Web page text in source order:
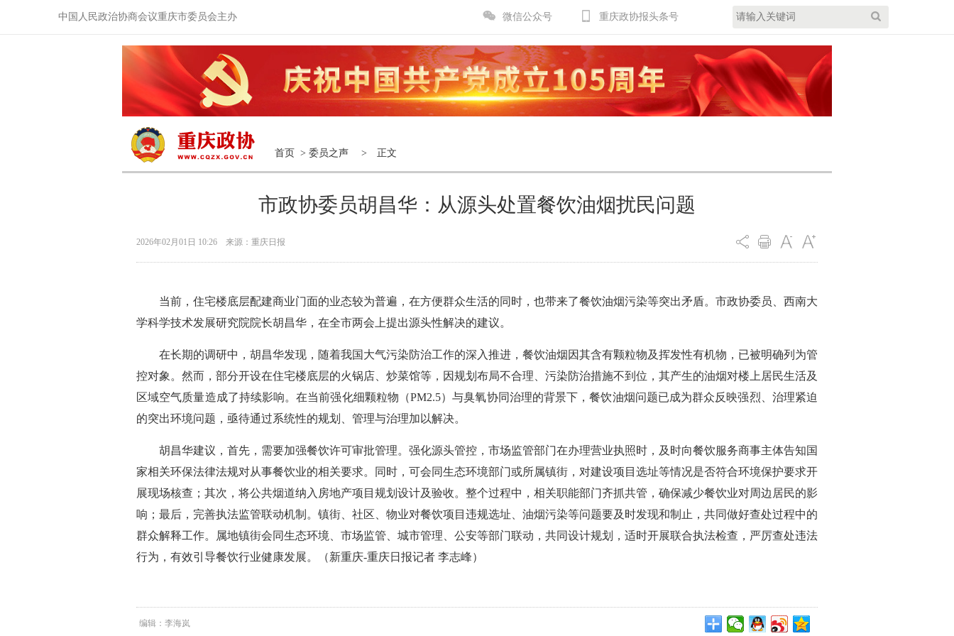
中国人民政治协商会议重庆市委员会主办 微信公众号 重庆政协报头条号
首页 > 委员之声 > 正文
市政协委员胡昌华：从源头处置餐饮油烟扰民问题
2026年02月01日 10:26 来源：重庆日报
当前，住宅楼底层配建商业门面的业态较为普遍，在方便群众生活的同时，也带来了餐饮油烟污染等突出矛盾。市政协委员、西南大
学科学技术发展研究院院长胡昌华，在全市两会上提出源头性解决的建议。
在长期的调研中，胡昌华发现，随着我国大气污染防治工作的深入推进，餐饮油烟因其含有颗粒物及挥发性有机物，已被明确列为管
控对象。然而，部分开设在住宅楼底层的火锅店、炒菜馆等，因规划布局不合理、污染防治措施不到位，其产生的油烟对楼上居民生活及
区域空气质量造成了持续影响。在当前强化细颗粒物（PM2.5）与臭氧协同治理的背景下，餐饮油烟问题已成为群众反映强烈、治理紧迫
的突出环境问题，亟待通过系统性的规划、管理与治理加以解决。
胡昌华建议，首先，需要加强餐饮许可审批管理。强化源头管控，市场监管部门在办理营业执照时，及时向餐饮服务商事主体告知国
家相关环保法律法规对从事餐饮业的相关要求。同时，可会同生态环境部门或所属镇街，对建设项目选址等情况是否符合环境保护要求开
展现场核查；其次，将公共烟道纳入房地产项目规划设计及验收。整个过程中，相关职能部门齐抓共管，确保减少餐饮业对周边居民的影
响；最后，完善执法监管联动机制。镇街、社区、物业对餐饮项目违规选址、油烟污染等问题要及时发现和制止，共同做好查处过程中的
群众解释工作。属地镇街会同生态环境、市场监管、城市管理、公安等部门联动，共同设计规划，适时开展联合执法检查，严厉查处违法
行为，有效引导餐饮行业健康发展。（新重庆-重庆日报记者 李志峰）
编辑：李海岚